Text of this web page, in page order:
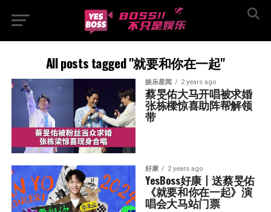
All posts tagged "就要和你在一起"
娱乐星闻 2 years ago
蔡旻佑大马开唱被求婚
张栋樑惊喜助阵帮解领
带
好康 2 years ago
YesBoss好康丨送蔡旻佑
《就要和你在一起》演
唱会大马站门票